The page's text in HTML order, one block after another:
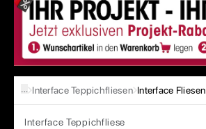
… Interface Teppichfliesen Interface Fliesen
Interface Teppichfliese